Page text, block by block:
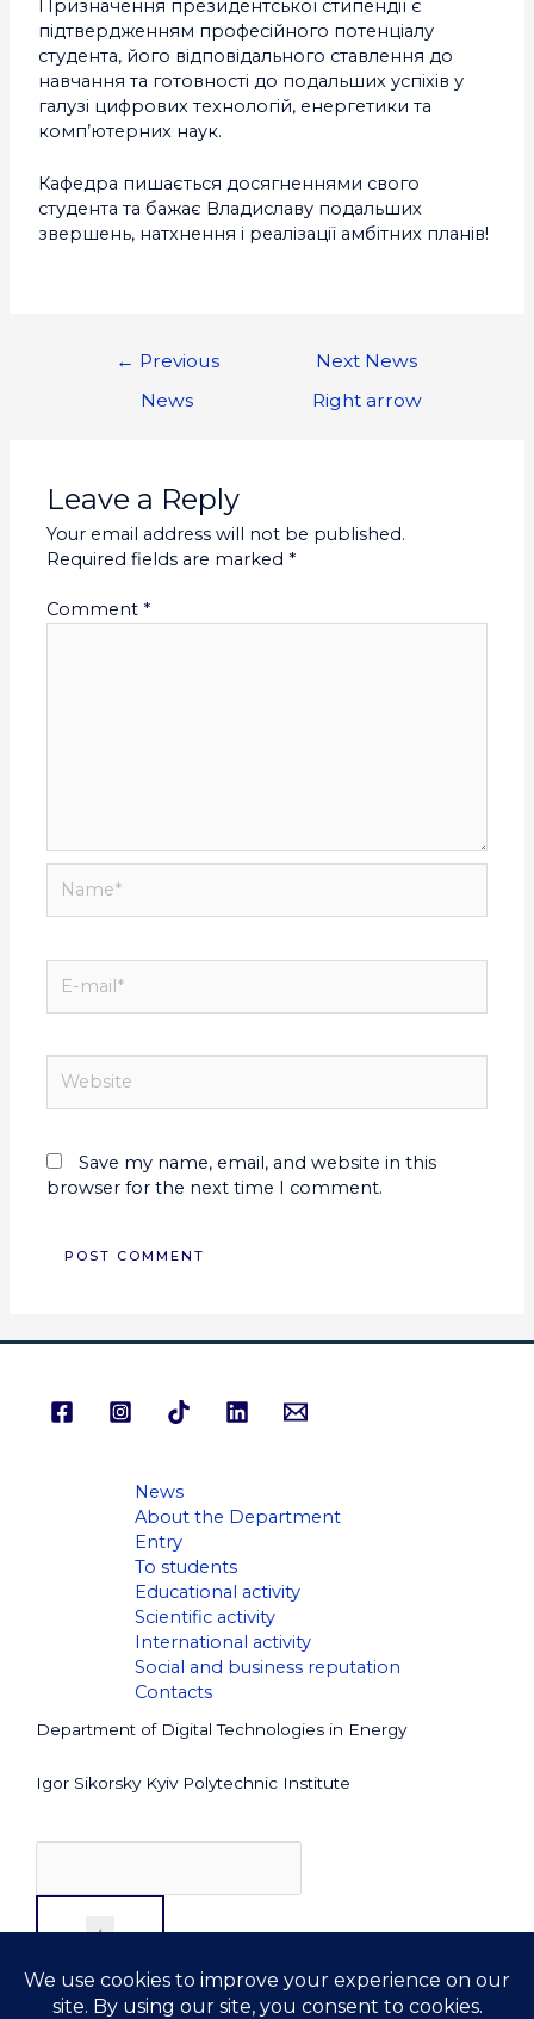
Призначення президентської стипендії є
підтвердженням професійного потенціалу
студента, його відповідального ставлення до
навчання та готовності до подальших успіхів у
галузі цифрових технологій, енергетики та
комп’ютерних наук.
Кафедра пишається досягненнями свого
студента та бажає Владиславу подальших
звершень, натхнення і реалізації амбітних планів!
← Previous
News
Next News
Right arrow
Leave a Reply
Your email address will not be published.
Required fields are marked *
Comment *
Save my name, email, and website in this
browser for the next time I comment.
News
About the Department
Entry
To students
Educational activity
Scientific activity
International activity
Social and business reputation
Contacts
Department of Digital Technologies in Energy
Igor Sikorsky Kyiv Polytechnic Institute